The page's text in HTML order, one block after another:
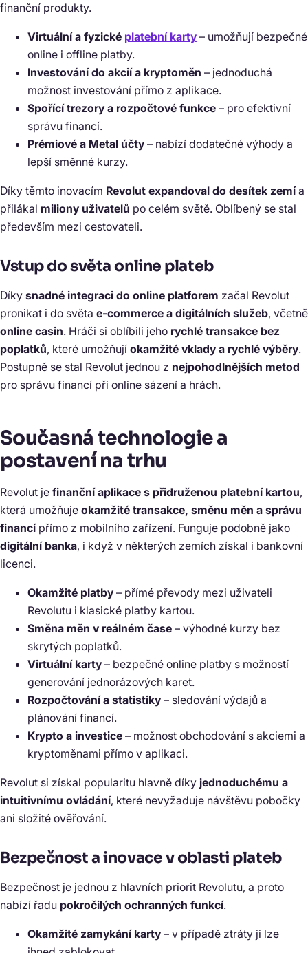
finanční produkty.
Virtuální a fyzické platební karty – umožňují bezpečné
online i offline platby.
Investování do akcií a kryptoměn – jednoduchá
možnost investování přímo z aplikace.
Spořící trezory a rozpočtové funkce – pro efektivní
správu financí.
Prémiové a Metal účty – nabízí dodatečné výhody a
lepší směnné kurzy.
Díky těmto inovacím Revolut expandoval do desítek zemía
přilákal miliony uživatelů po celém světě. Oblíbený se stal
především mezi cestovateli.
Vstup do světa online plateb
Díky snadné integraci do online platforem začal Revolut
pronikat i do světa e-commerce a digitálních služeb, včetně
online casin. Hráči si oblíbili jeho rychlé transakce bez
poplatků, které umožňují okamžité vklady a rychlé výběry.
Postupně se stal Revolut jednou z nejpohodlnějších metod
pro správu financí při online sázení a hrách.
Současná technologie a
postavení na trhu
Revolut je finanční aplikace s přidruženou platební kartou,
která umožňuje okamžité transakce, směnu měn a správu
financípřímo z mobilního zařízení. Funguje podobně jako
digitální banka, i když v některých zemích získal i bankovní
licenci.
Okamžité platby – přímé převody mezi uživateli
Revolutu i klasické platby kartou.
Směna měn v reálném čase – výhodné kurzy bez
skrytých poplatků.
Virtuální karty – bezpečné online platby s možností
generování jednorázových karet.
Rozpočtování a statistiky – sledování výdajů a
plánování financí.
Krypto a investice – možnost obchodování s akciemi a
kryptoměnami přímo v aplikaci.
Revolut si získal popularitu hlavně díky jednoduchému a
intuitivnímu ovládání, které nevyžaduje návštěvu pobočky
ani složité ověřování.
Bezpečnost a inovace v oblasti plateb
Bezpečnost je jednou z hlavních priorit Revolutu, a proto
nabízí řadu pokročilých ochranných funkcí.
Okamžité zamykání karty – v případě ztráty ji lze